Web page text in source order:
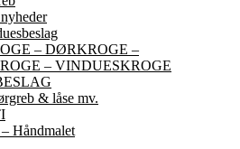
– DØRKROGE –
– VINDUESKROGE
& låse mv.
Håndmalet